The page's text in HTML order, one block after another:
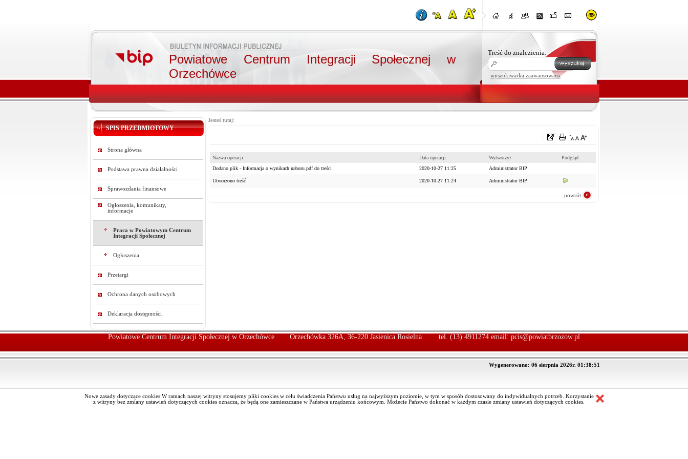
Powiatowe Centrum Integracji Społecznej w
Orzechówce
Treść do znalezienia:
wyszukiwarka zaawansowana
SPIS PRZEDMIOTOWY
Strona główna
Podstawa prawna działalności
Sprawozdania finansowe
Ogłoszenia, komunikaty,
informacje
Praca w Powiatowym Centrum
Integracji Społecznej
Ogłoszenia
Przetargi
Ochrona danych osobowych
Deklaracja dostępności
Jesteś tutaj:
Nazwa operacji Data operacji Wytworzył
Podgląd
Dodano plik - Informacja o wynikach naboru.pdf do treści
2020-10-27 11:25 Administrator BIP
Utworzono treść 2020-10-27 11:24 Administrator BIP
powrót
Powiatowe Centrum Integracji Społecznej w Orzechówce Orzechówka 326A, 36-220 Jasienica Rosielna tel. (13) 4911274 email: pcis@powiatbrzozow.pl
Wygenerowano: 06 sierpnia 2026r. 01:38:51
Nowe zasady dotyczące cookies W ramach naszej witryny stosujemy pliki cookies w celu świadczenia Państwu usług na najwyższym poziomie, w tym w sposób dostosowany do indywidualnych potrzeb. Korzystanie
z witryny bez zmiany ustawień dotyczących cookies oznacza, że będą one zamieszczane w Państwa urządzeniu końcowym. Możecie Państwo dokonać w każdym czasie zmiany ustawień dotyczących cookies.